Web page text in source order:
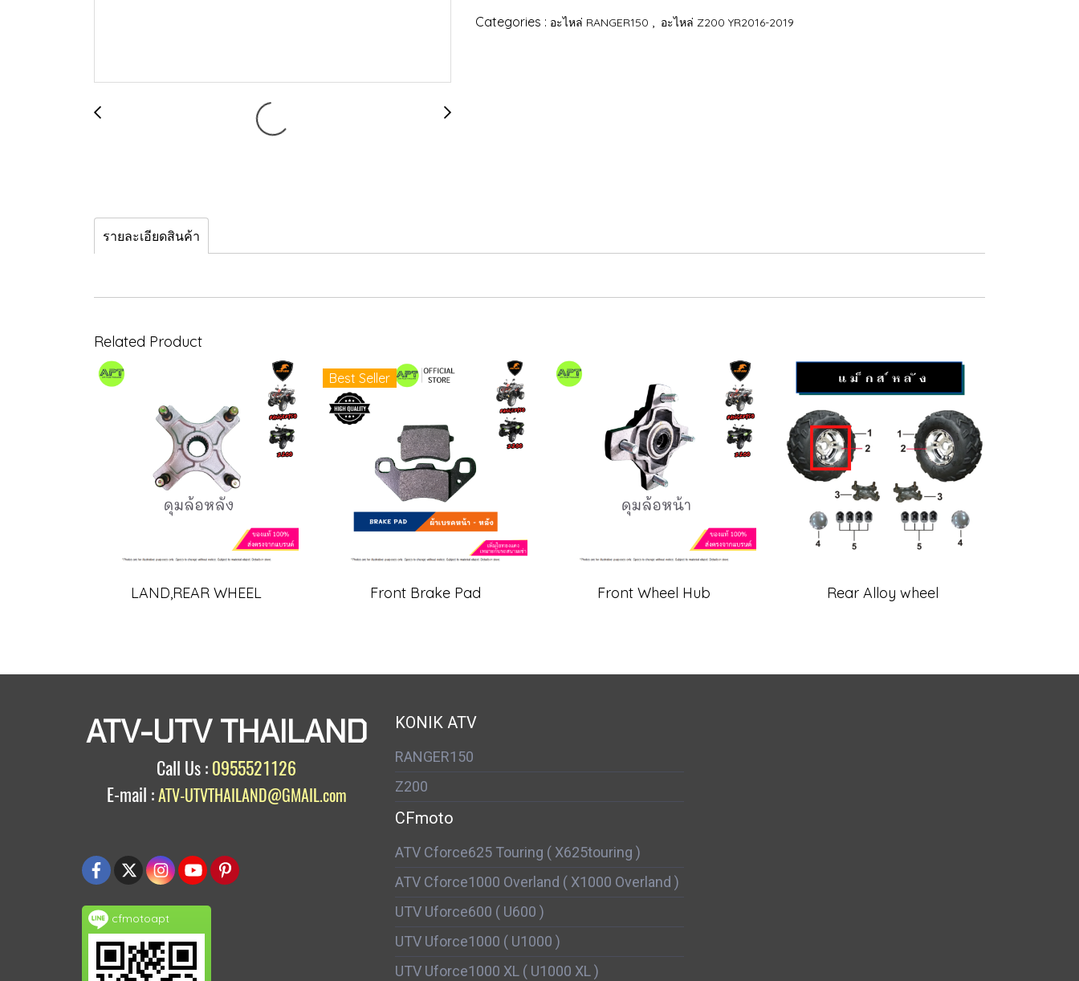
Categories : อะไหล่ RANGER150 , อะไหล่ Z200 YR2016-2019
รายละเอียดสินค้า
Related Product
LAND,REAR WHEEL
Best Seller
Front Brake Pad Front Wheel Hub Rear Alloy wheel
ATV-UTV THAILAND
Call Us : 0955521126
E-mail :ATV-UTVTHAILAND@GMAIL.com
cfmotoapt
KONIK ATV
RANGER150
Z200
CFmoto
ATV Cforce625 Touring ( X625touring )
ATV Cforce1000 Overland ( X1000 Overland )
UTV Uforce600 ( U600 )
UTV Uforce1000 ( U1000 )
UTV Uforce1000 XL ( U1000 XL )